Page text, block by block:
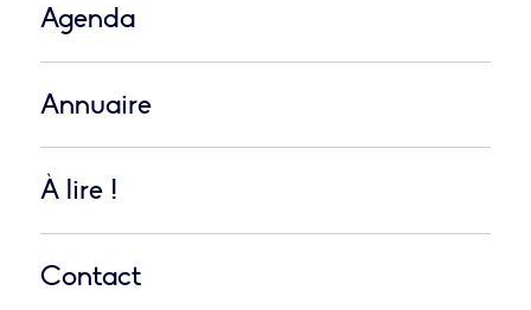
Agenda
Annuaire
À lire !
Contact